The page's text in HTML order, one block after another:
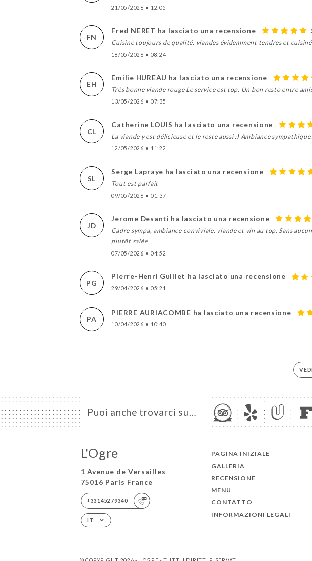
21/05/2026 • 12:05
FN
Fred NERET ha lasciato una recensione
Cuisine toujours de qualité, viandes évidemment tendres et
18/05/2026 • 08:24
EH
Emilie HUREAU ha lasciato una recensione
Très bonne viande rouge Le service est top. Un bon resto entre
13/05/2026 • 07:35
CL
Catherine LOUIS ha lasciato una recensione
La viande y est délicieuse et le reste aussi :) Ambiance
12/05/2026 • 11:22
SL
Serge Lapraye ha lasciato una recensione
Tout est parfait
09/05/2026 • 01:37
JD
Jerome Desanti ha lasciato una recensione
Cadre sympa, ambiance conviviale, viande et vin au top. Sans
plutôt salée
07/05/2026 • 04:52
PG
Pierre-Henri Guillet ha lasciato una recensione
29/04/2026 • 05:21
PA
PIERRE AURIACOMBE ha lasciato una recensione
10/04/2026 • 10:40
Puoi anche trovarci su…
L'Ogre
1 Avenue de Versailles
75016 Paris France
+33145279340
IT
PAGINA INIZIALE
GALLERIA
RECENSIONE
MENU
CONTATTO
INFORMAZIONI LEGALI